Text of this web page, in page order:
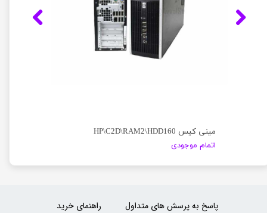
مینی کیس HP\C2D\RAM2\HDD160
اتمام موجودی
راهنمای خرید پاسخ به پرسش های متداول